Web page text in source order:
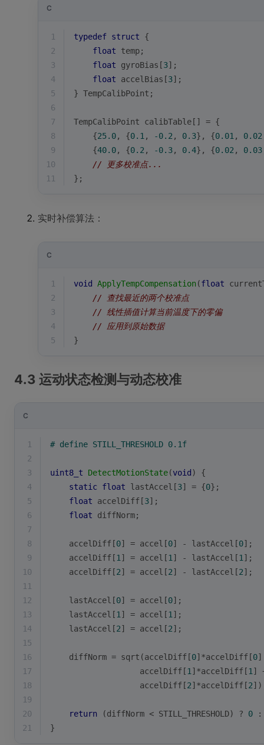
C
1 typedef struct {
2
float temp;
3
float gyroBias[3];
4
float accelBias[3];
5
} TempCalibPoint;
6
7
TempCalibPoint calibTable[] = {
8
    {
25.0, {0.1 , -0.2 , 0.3}, {0.01 , 0.02
9
    {
40.0, {0.2 , -0.3, 0.4}, {0.02 , 0.03
10
// 更多校准点...
11
};
实时补偿算法：
C
1 void ApplyTempCompensation(float
2
// 查找最近的两个校准点
3
// 线性插值计算当前温度下的零偏
4
// 应用到原始数据
5
}
4.3 运动状态检测与动态校准
C
1 # define STILL_THRESHOLD 0.1f
2
3
uint8_t DetectMotionState(void )
{
4
static float lastAccel[3] = {0};
5
float accelDiff[3];
6
float diffNorm;
7
8
    accelDiff[
0] = accel[0] - lastAccel[0];
9
    accelDiff[
1 ] = accel[1 ] - lastAccel[1 ];
10
    accelDiff[
2] = accel[2] - lastAccel[2];
11
12
    lastAccel[
0] = accel[0];
13
    lastAccel[
1 ] = accel[1 ];
14
    lastAccel[
2] = accel[2];
15
16
    diffNorm =
sqrt (accelDiff[0]*accelDiff[0
17
                   accelDiff[
1 ]*accelDiff[1 ]
18
                   accelDiff[
2]*accelDiff[2
19
20
return (diffNorm < STILL_THRESHOLD) ? 0
21
}